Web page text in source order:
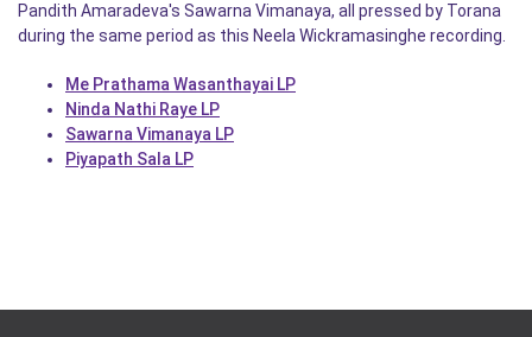
Pandith Amaradeva's Sawarna Vimanaya, all pressed by Torana
during the same period as this Neela Wickramasinghe recording.
Me Prathama Wasanthayai LP
Ninda Nathi Raye LP
Sawarna Vimanaya LP
Piyapath Sala LP